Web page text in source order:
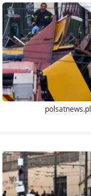
polsatnews.pl